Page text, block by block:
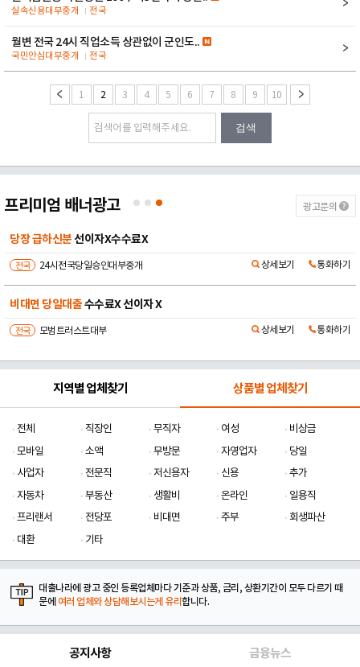
실속신용대부중개 전국
월변 전국 24시 직업소득 상관없이 군인도..
국민안심대부중개 전국
1 2 3 4 5 6 7 8 9 10
검색
프리미엄 배너광고 광고문의
당장 급하신분 선이자X수수료X
전국 24시전국당일승인대부중개 상세보기 통화하기
비대면 당일대출수수료X 선이자 X
전국 모범트러스트대부 상세보기 통화하기
지역별 업체찾기 상품별 업체찾기
전체 직장인 무직자 여성
비상금
모바일
소액 무방문 자영업자
당일
사업자
전문직 저신용자 신용
추가
자동차
부동산 생활비 온라인
일용직
프리랜서
전당포 비대면 주부
회생파산
대환
기타
대출나라에 광고 중인 등록업체마다 기준과 상품, 금리, 상환기간이 모두 다르기 때
문에 여러 업체와 상담해보시는게 유리합니다.
공지사항 금융뉴스